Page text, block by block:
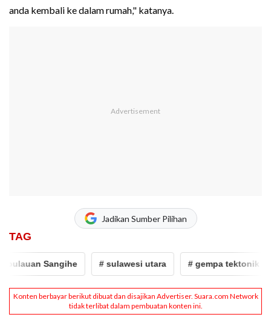
anda kembali ke dalam rumah," katanya.
Jadikan Sumber Pilihan
TAG
Sangihe # sulawesi utara # gempa tektonik